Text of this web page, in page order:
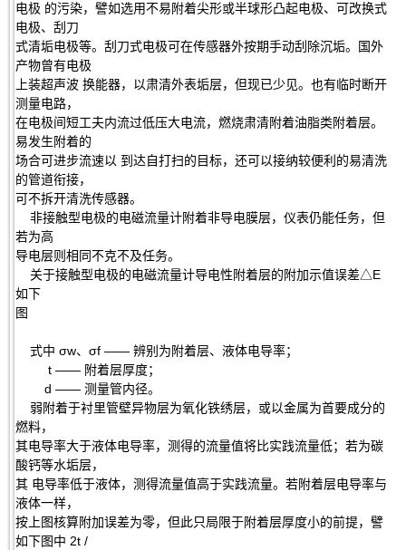
电极 的污染，譬如选用不易附着尖形或半球形凸起电极、可改换式
电极、刮刀
式清垢电极等。刮刀式电极可在传感器外按期手动刮除沉垢。国外
产物曾有电极
上装超声波 换能器，以肃清外表垢层，但现已少见。也有临时断开
测量电路，
在电极间短工夫内流过低压大电流，燃烧肃清附着油脂类附着层。
易发生附着的
场合可进步流速以 到达自打扫的目标，还可以接纳较便利的易清洗
的管道衔接，
可不拆开清洗传感器。
非接触型电极的电磁流量计附着非导电膜层，仪表仍能任务，但
若为高
导电层则相同不克不及任务。
关于接触型电极的电磁流量计导电性附着层的附加示值误差△E
如下
图
式中 σw、σf —— 辨别为附着层、液体电导率；
t —— 附着层厚度；
d —— 测量管内径。
弱附着于衬里管壁异物层为氧化铁绣层，或以金属为首要成分的
燃料，
其电导率大于液体电导率，测得的流量值将比实践流量低；若为碳
酸钙等水垢层，
其 电导率低于液体，测得流量值高于实践流量。若附着层电导率与
液体一样，
按上图核算附加误差为零，但此只局限于附着层厚度小的前提，譬
如下图中 2t /